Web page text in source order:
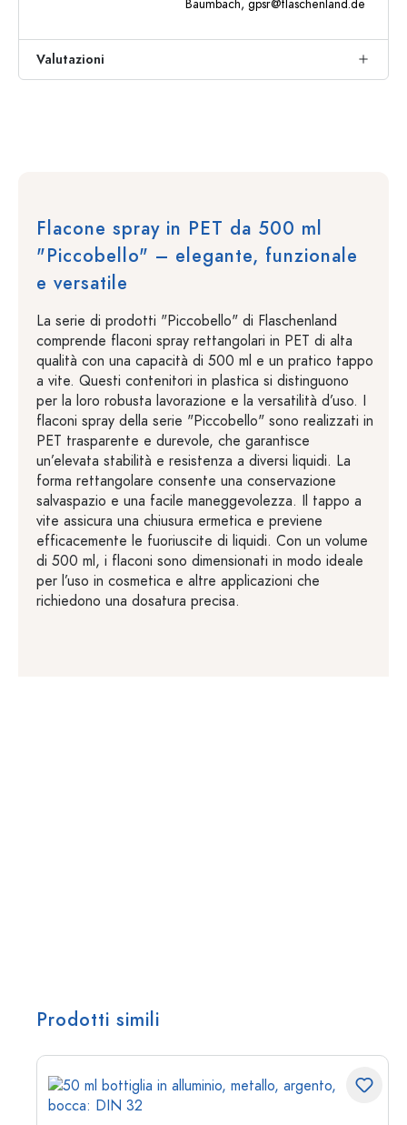
Baumbach, gpsr@flaschenland.de
Valutazioni
Flacone spray in PET da 500 ml
"Piccobello" – elegante, funzionale
e versatile
La serie di prodotti "Piccobello" di Flaschenland
comprende flaconi spray rettangolari in PET di alta
qualità con una capacità di 500 ml e un pratico tappo
a vite. Questi contenitori in plastica si distinguono
per la loro robusta lavorazione e la versatilità d’uso. I
flaconi spray della serie "Piccobello" sono realizzati in
PET trasparente e durevole, che garantisce
un’elevata stabilità e resistenza a diversi liquidi. La
forma rettangolare consente una conservazione
salvaspazio e una facile maneggevolezza. Il tappo a
vite assicura una chiusura ermetica e previene
efficacemente le fuoriuscite di liquidi. Con un volume
di 500 ml, i flaconi sono dimensionati in modo ideale
per l’uso in cosmetica e altre applicazioni che
richiedono una dosatura precisa.
Prodotti simili